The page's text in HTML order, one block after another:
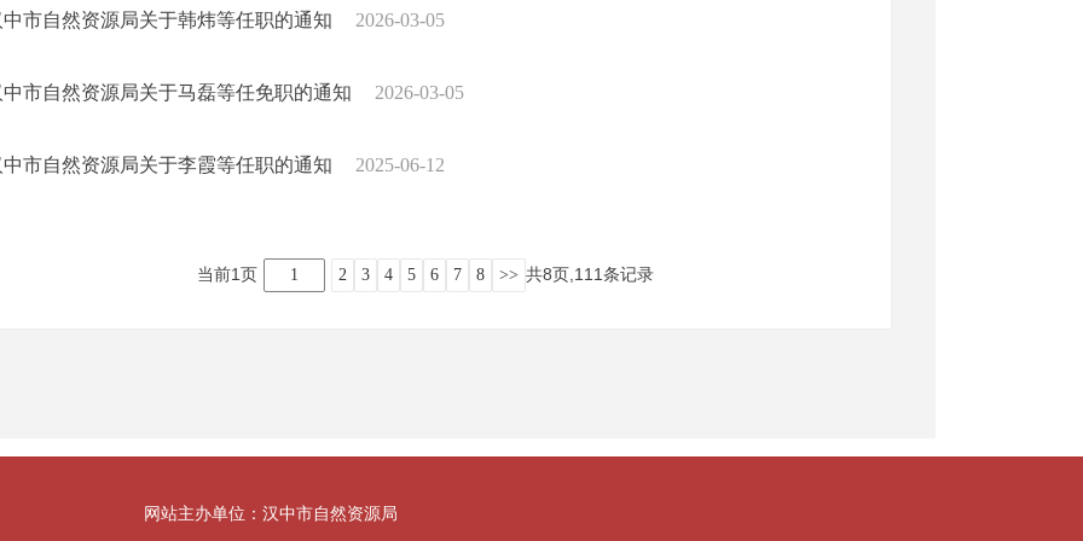
中市自然资源局关于韩炜等任职的通知 2026-03-05
中市自然资源局关于马磊等任免职的通知 2026-03-05
中市自然资源局关于李霞等任职的通知 2025-06-12
当前1页 1 2 3 4 5 6 7 8 >> 共8页,111条记录
网站主办单位：汉中市自然资源局